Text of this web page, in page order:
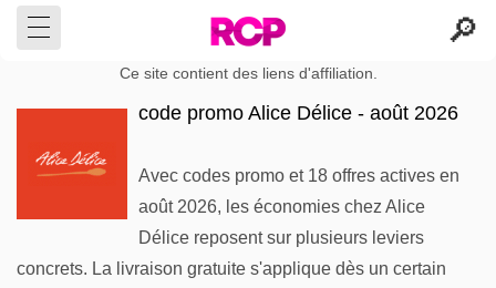
Ce site contient des liens d'affiliation.
code promo Alice Délice - août 2026
Avec codes promo et 18 offres actives en
août 2026, les économies chez Alice
Délice reposent sur plusieurs leviers
concrets. La livraison gratuite s'applique dès un certain